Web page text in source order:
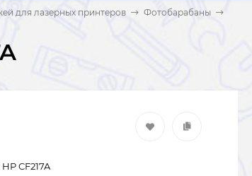
для лазерных принтеров
Фотобарабаны
CF217A